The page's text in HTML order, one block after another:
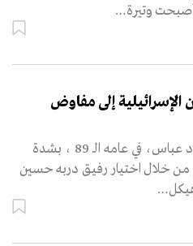
أصبحت وتيرة…
إلى مفاوض
يركز الرئيس الفلسطيني محمود عباس، في عامه الـ 89 ، بشدة
من خلال اختيار رفيق دربه حسين
هيكل…